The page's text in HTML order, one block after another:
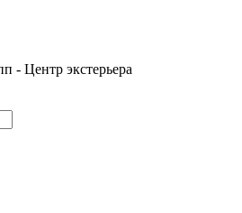
Центр экстерьера